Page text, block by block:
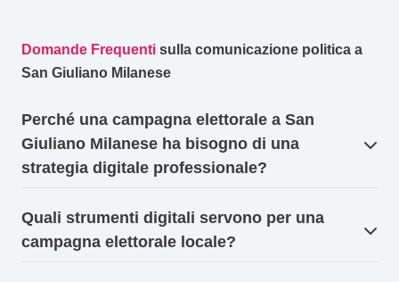
Domande Frequenti sulla comunicazione politica a
San Giuliano Milanese
Perché una campagna elettorale a San
Giuliano Milanese ha bisogno di una
strategia digitale professionale?
Quali strumenti digitali servono per una
campagna elettorale locale?